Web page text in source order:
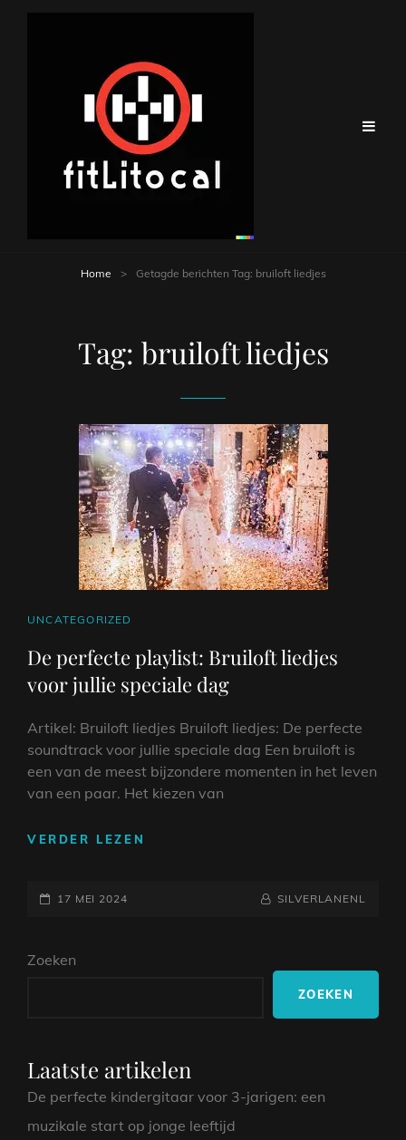
Home > Getagde berichten Tag: bruiloft liedjes
Tag: bruiloft liedjes
CAT
UNCATEGORIZED
De perfecte playlist: Bruiloft liedjes
voor jullie speciale dag
Artikel: Bruiloft liedjes Bruiloft liedjes: De perfecte
soundtrack voor jullie speciale dag Een bruiloft is
een van de meest bijzondere momenten in het leven
van een paar. Het kiezen van
VERDER LEZEN
GEPLAATST
17 MEI 2024 NAAMREGEL
BYLINE
SILVERLANENL
Zoeken
ZOEKEN
Laatste artikelen
De perfecte kindergitaar voor 3-jarigen: een
muzikale start op jonge leeftijd